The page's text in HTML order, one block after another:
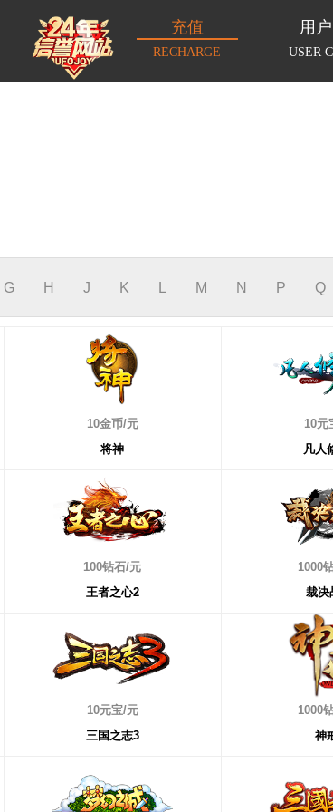
充值
RECHARGE
用
USER
G H J K M N P Q
10金币/元
将神
立即充值
10元
凡人
立即充值
100钻石/元
王者之心2
立即充值
1000
裁决
立即充值
10元宝/元
三国之志3
立即充值
1000
神
立即充值